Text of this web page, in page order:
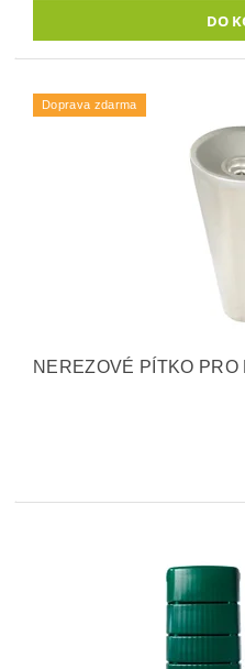
Doprava zdarma
NEREZOVÉ PÍTKO PRO